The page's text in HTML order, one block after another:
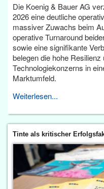
Die Koenig & Bauer AG
2026 eine deutliche
massiver Zuwachs beim
operative Turnaround
sowie eine signifikante
belegen die hohe
Technologiekonzerns in
Marktumfeld.
Weiterlesen...
Tinte als kritischer